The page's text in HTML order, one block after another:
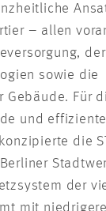
– allen
sowie die
Gebäude. Für
und effiziente
die
der
mit